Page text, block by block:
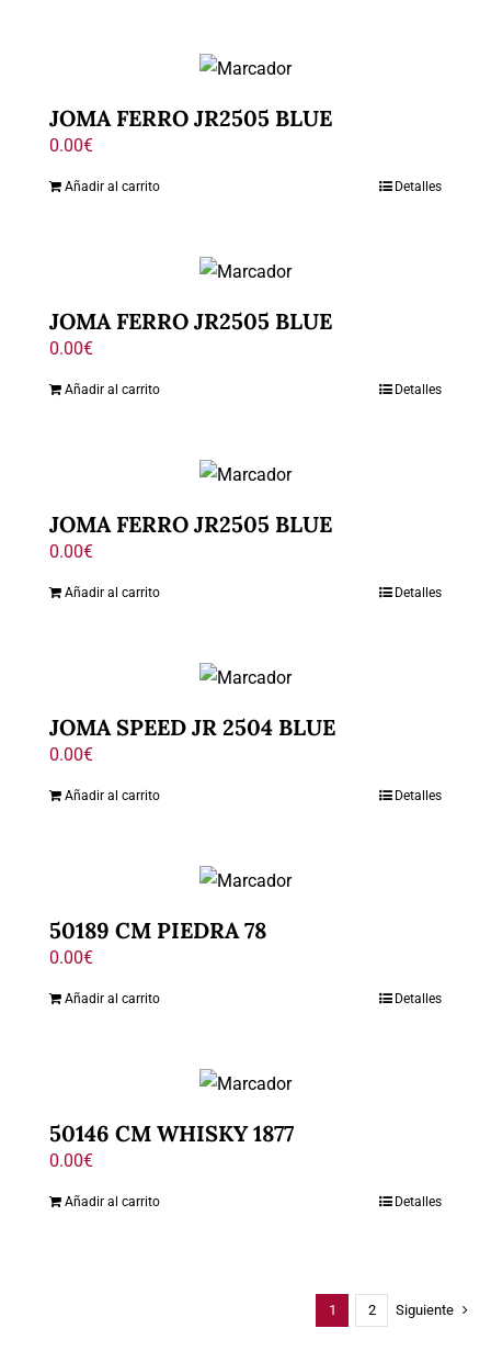
JOMA FERRO JR2505 BLUE
0.00€
Añadir al carrito Detalles
JOMA FERRO JR2505 BLUE
0.00€
Añadir al carrito Detalles
JOMA FERRO JR2505 BLUE
0.00€
Añadir al carrito Detalles
JOMA SPEED JR 2504 BLUE
0.00€
Añadir al carrito Detalles
50189 CM PIEDRA 78
0.00€
Añadir al carrito Detalles
50146 CM WHISKY 1877
0.00€
Añadir al carrito Detalles
1 2 Siguiente